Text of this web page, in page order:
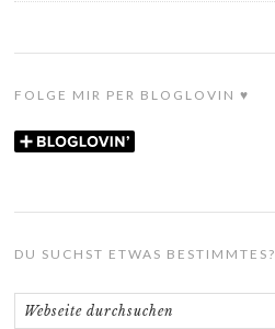
FOLGE MIR PER BLOGLOVIN ♥
DU SUCHST ETWAS BESTIMMTES?